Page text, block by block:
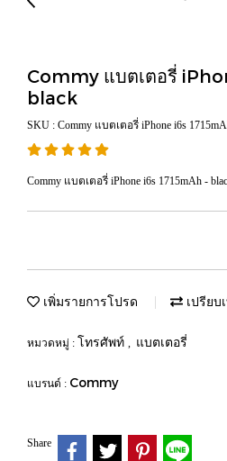
Commy แบตเตอรี่
black
SKU : Commy แบตเตอรี่ iPhone i6s
Commy แบตเตอรี่ iPhone i6s 1715mAh -
เพิ่มรายการโปรด เปรียบ
หมวดหมู่ : โทรศัพท์ , แบตเตอรี่
แบรนด์ : Commy
Share